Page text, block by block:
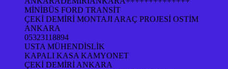
MİNİBÜS FORD TRANSİT
ÇEKİ DEMİRİ MONTAJI ARAÇ PROJESİ OSTİM
ANKARA
05323118894
USTA MÜHENDİSLİK
KAPALI KASA KAMYONET
ÇEKİ DEMİRİ ANKARA